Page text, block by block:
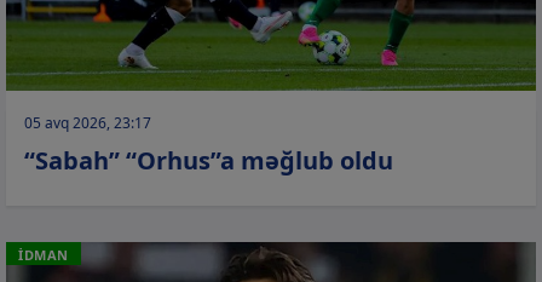
05 avq 2026, 23:17
“Sabah” “Orhus”a məğlub oldu
İDMAN